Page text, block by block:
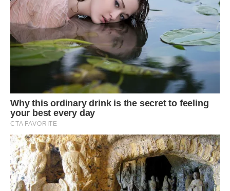
Чи вважаєте ви, що я мав поступитися заради спокою в
сім’ї, навіть знаючи, що грошей можу більше не побачити?
Як би ви вчинили, якби опинилися в такій ситуації, де
рідна кров вимагає пожертвувати своїм майбутнім заради
їхнього теперішнього комфорту? Варто було пробачати
йому цю зухвалість, чи моє рішення захистити свій капітал
було єдино правильним?